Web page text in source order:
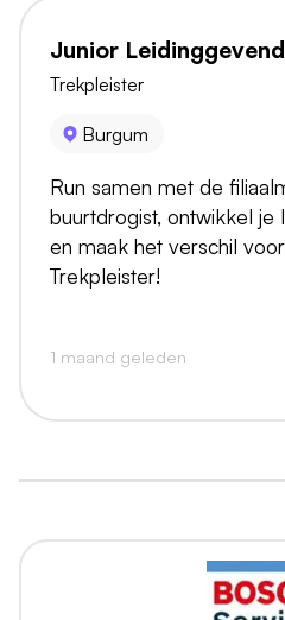
Junior
Trekpleister
Burgum
Run samen met de
buurtdrogist, ontwikkel je
en maak het verschil
Trekpleister!
1 maand geleden